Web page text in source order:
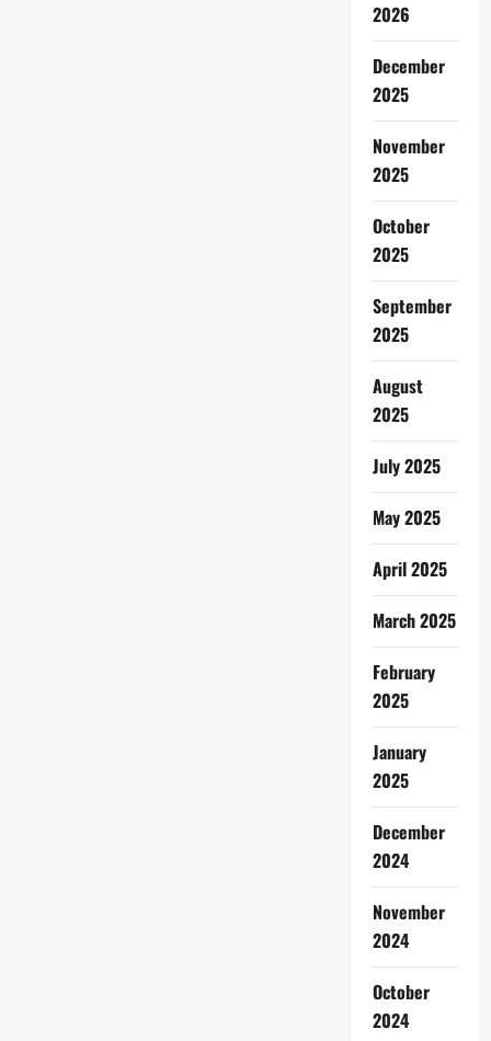
2026
December
2025
November
2025
October
2025
September
2025
August
2025
July 2025
May 2025
April 2025
March 2025
February
2025
January
2025
December
2024
November
2024
October
2024